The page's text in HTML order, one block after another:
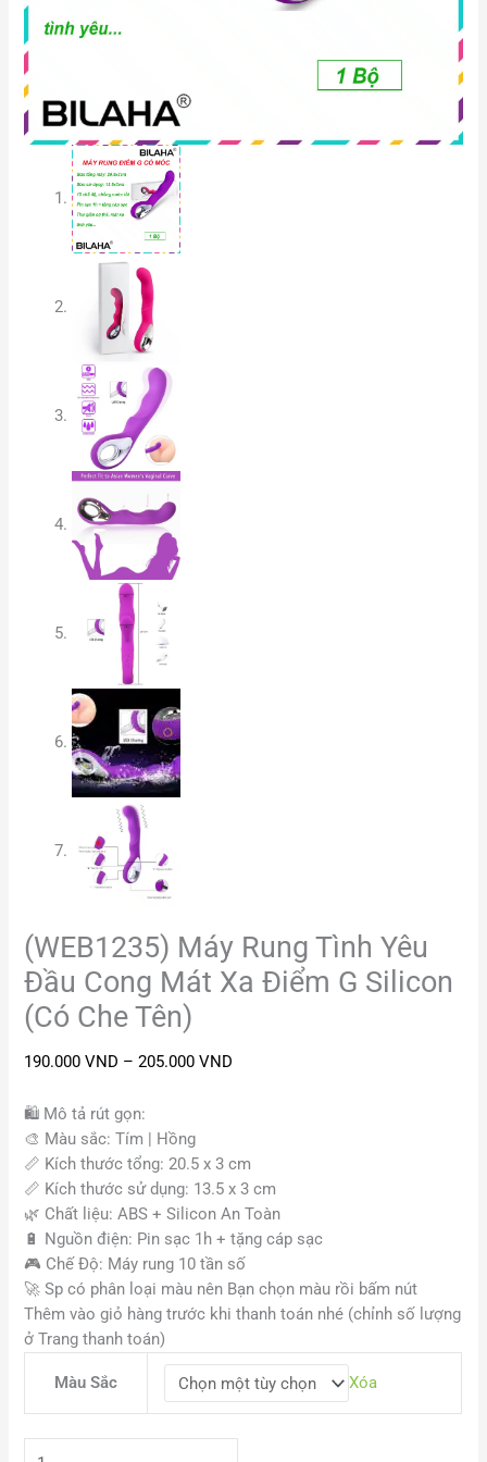
(WEB1235) Máy Rung Tình Yêu
Đầu Cong Mát Xa Điểm G Silicon
(Có Che Tên)
190.000VND – 205.000VND
🛍️ Mô tả rút gọn:
🎨 Màu sắc: Tím | Hồng
📏 Kích thước tổng: 20.5 x 3 cm
📏 Kích thước sử dụng: 13.5 x 3 cm
🌿 Chất liệu: ABS + Silicon An Toàn
🔋
Nguồn điện: Pin sạc 1h + tặng cáp sạc
🎮 Chế Độ: Máy rung 10 tần số
🚀 Sp có phân loại màu nên Bạn chọn màu rồi bấm nút
Thêm vào giỏ hàng trước khi thanh toán nhé (chỉnh số lượng
ở Trang thanh toán)
Màu Sắc Xóa
lượng